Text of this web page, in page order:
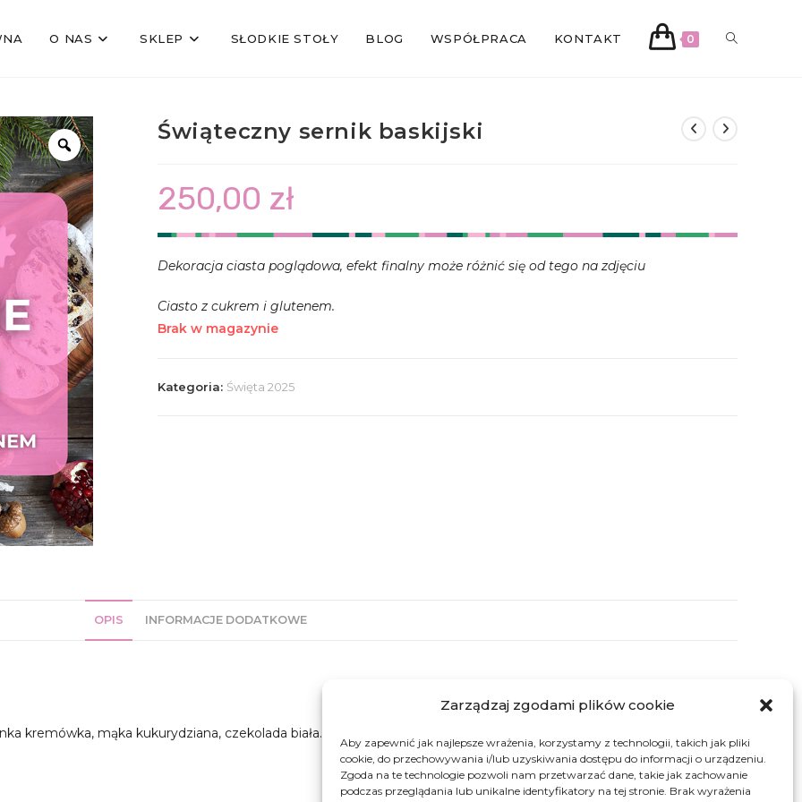
Zarządzaj zgodami plików cookie
Aby zapewnić jak najlepsze wrażenia, korzystamy z technologii, takich jak pliki
cookie, do przechowywania i/lub uzyskiwania dostępu do informacji o urządzeniu.
Zgoda na te technologie pozwoli nam przetwarzać dane, takie jak zachowanie
podczas przeglądania lub unikalne identyfikatory na tej stronie. Brak wyrażenia
O NAS SKLEP SŁODKIE STOŁY BLOG WSPÓŁPRACA KONTAKT 0 TOGGLE
Świąteczny sernik baskijski
250,00 zł
Dekoracja ciasta poglądowa, efekt finalny może różnić się od tego na zdjęciu
Ciasto z cukrem i glutenem.
Brak w magazynie
Kategoria: Święta 2025
OPIS INFORMACJE DODATKOWE
kremówka, mąka kukurydziana, czekolada biała.